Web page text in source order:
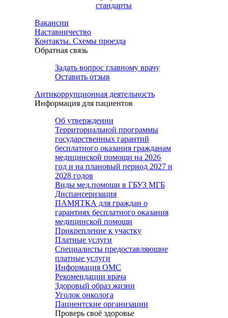
стандарты
Вакансии
Наставничество
Контакты. Схемы проезда
Обратная связь
Задать вопрос главному врачу
Оставить отзыв
Антикоррупционная деятельность
Информация для пациентов
Об утверждении
Территориальной программы
государственных гарантий
бесплатного оказания гражданам
медицинской помощи на 2026
год и на плановый период 2027 и
2028 годов
Виды мед.помощи в ГБУЗ МГБ
Диспансеризация
ПАМЯТКА для граждан о
гарантиях бесплатного оказания
медицинской помощи
Прикрепление к участку
Платные услуги
Специалисты предоставляющие
платные услуги
Информация ОМС
Рекомендации врача
Здоровый образ жизни
Уголок онколога
Пациентские организации
Проверь своё здоровье